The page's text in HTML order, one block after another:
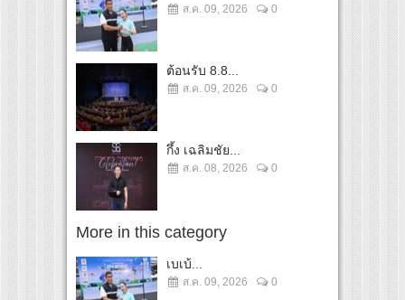
ส.ค. 09, 2026 0
ต้อนรับ 8.8...
ส.ค. 09, 2026 0
กึ้ง เฉลิมชัย...
ส.ค. 08, 2026 0
More in this category
เบเบ้...
ส.ค. 09, 2026 0